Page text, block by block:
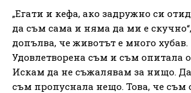
„Егати и кефа, ако задружно си
да съм сама и няма да ми е
допълва, че животът е много хубав.
Удовлетворена съм и съм опитала
Искам да не съжалявам за нищо.
съм пропуснала нещо. Това, че съм